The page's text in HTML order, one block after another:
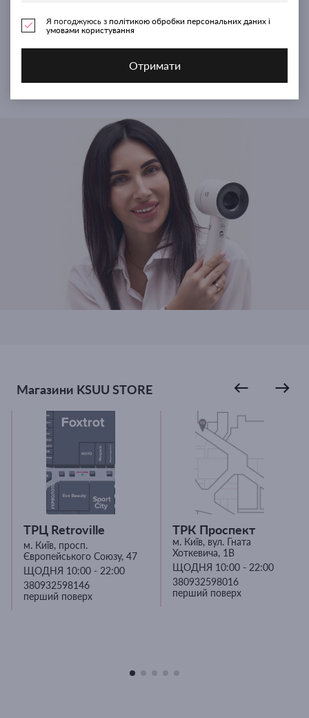
Найкращі продукти для себе та дому
Найбільший вибір приладів для волосся
Магазини KSUU STORE
ТРЦ Retroville
м. Київ, просп.
Європейського Союзу, 47
ЩОДНЯ 10:00 - 22:00
380932598146
перший поверх
ТРК Проспект
м. Київ, вул. Гната
Хоткевича, 1В
ЩОДНЯ 10:00 - 22:00
380932598016
перший поверх
Я погоджуюсь з політикою обробки персональних даних і
умовами користування
Отримати